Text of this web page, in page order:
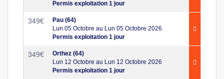
Permis exploitation 1 jour
349€
Pau (64)
Lun 05 Octobre au Lun 05 Octobre 2026
Permis exploitation 1 jour
349€
Orthez (64)
Lun 12 Octobre au Lun 12 Octobre 2026
Permis exploitation 1 jour